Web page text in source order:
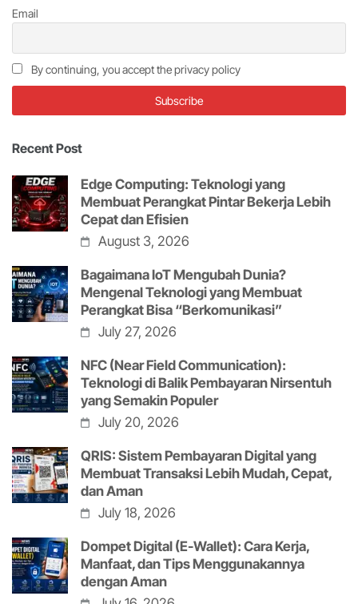
Email
By continuing, you accept the privacy policy
Recent Post
Edge Computing: Teknologi yang
Membuat Perangkat Pintar Bekerja Lebih
Cepat dan Efisien
August 3, 2026
Bagaimana IoT Mengubah Dunia?
Mengenal Teknologi yang Membuat
Perangkat Bisa “Berkomunikasi”
July 27, 2026
NFC (Near Field Communication):
Teknologi di Balik Pembayaran Nirsentuh
yang Semakin Populer
July 20, 2026
QRIS: Sistem Pembayaran Digital yang
Membuat Transaksi Lebih Mudah, Cepat,
dan Aman
July 18, 2026
Dompet Digital (E-Wallet): Cara Kerja,
Manfaat, dan Tips Menggunakannya
dengan Aman